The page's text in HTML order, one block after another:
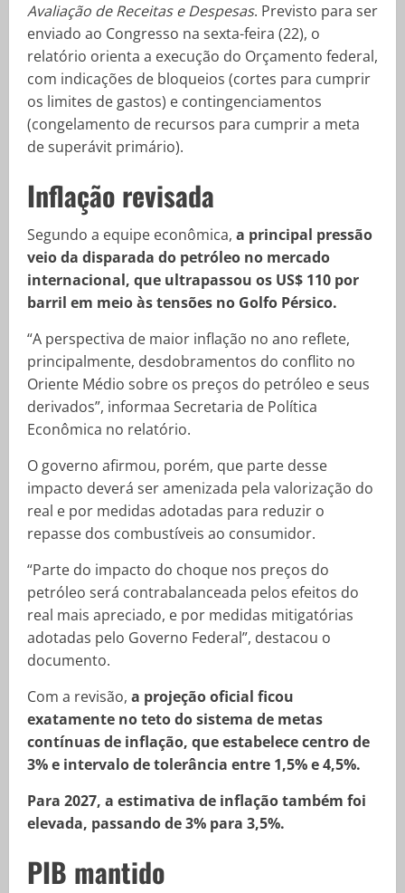
Avaliação de Receitas e Despesas. Previsto para ser
enviado ao Congresso na sexta-feira (22), o
relatório orienta a execução do Orçamento federal,
com indicações de bloqueios (cortes para cumprir
os limites de gastos) e contingenciamentos
(congelamento de recursos para cumprir a meta
de superávit primário).
Inflação revisada
Segundo a equipe econômica, a principal pressão
veio da disparada do petróleo no mercado
internacional, que ultrapassou os US$ 110 por
barril em meio às tensões no Golfo Pérsico.
“A perspectiva de maior inflação no ano reflete,
principalmente, desdobramentos do conflito no
Oriente Médio sobre os preços do petróleo e seus
derivados”, informaa Secretaria de Política
Econômica no relatório.
O governo afirmou, porém, que parte desse
impacto deverá ser amenizada pela valorização do
real e por medidas adotadas para reduzir o
repasse dos combustíveis ao consumidor.
“Parte do impacto do choque nos preços do
petróleo será contrabalanceada pelos efeitos do
real mais apreciado, e por medidas mitigatórias
adotadas pelo Governo Federal”, destacou o
documento.
Com a revisão, a projeção oficial ficou
exatamente no teto do sistema de metas
contínuas de inflação, que estabelece centro de
3% e intervalo de tolerância entre 1,5% e 4,5%.
Para 2027, a estimativa de inflação também foi
elevada, passando de 3% para 3,5%.
PIB mantido